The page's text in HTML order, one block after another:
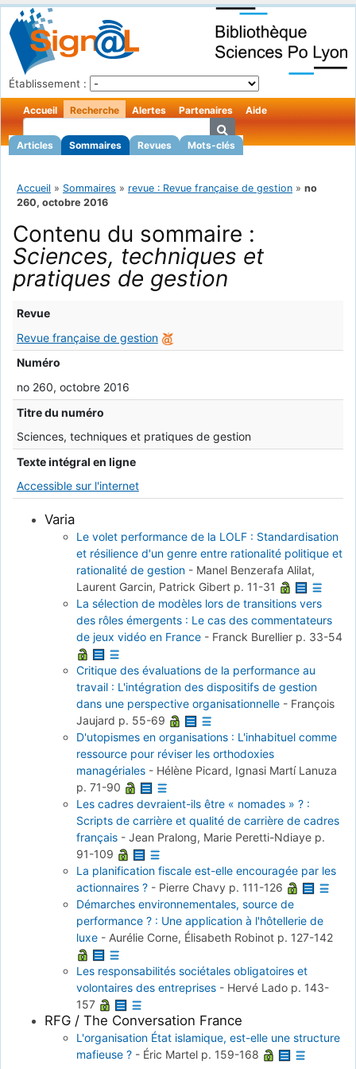
Établissement :
Accueil Recherche
Articles Sommaires Revues Mots-clés
Alertes Partenaires Aide
Accueil » Sommaires » revue : Revue française de gestion » no
260, octobre 2016
Contenu du sommaire :
Sciences, techniques et
pratiques de gestion
Revue
Revue française de gestion
Numéro
no 260, octobre 2016
Titre du numéro
Sciences, techniques et pratiques de gestion
Texte intégral en ligne
Accessible sur l'internet
Varia
Le volet performance de la LOLF : Standardisation
et résilience d'un genre entre rationalité politique et
rationalité de gestion - Manel Benzerafa Alilat,
Laurent Garcin, Patrick Gibert p. 11-31
La sélection de modèles lors de transitions vers
des rôles émergents : Le cas des commentateurs
de jeux vidéo en France - Franck Burellier p. 33-54
Critique des évaluations de la performance au
travail : L'intégration des dispositifs de gestion
dans une perspective organisationnelle - François
Jaujard p. 55-69
D'utopismes en organisations : L'inhabituel comme
ressource pour réviser les orthodoxies
managériales - Hélène Picard, Ignasi Martí Lanuza
p. 71-90
Les cadres devraient-ils être « nomades » ? :
Scripts de carrière et qualité de carrière de cadres
français - Jean Pralong, Marie Peretti-Ndiaye p.
91-109
La planification fiscale est-elle encouragée par les
actionnaires ? - Pierre Chavy p. 111-126
Démarches environnementales, source de
performance ? : Une application à l'hôtellerie de
luxe - Aurélie Corne, Élisabeth Robinot p. 127-142
Les responsabilités sociétales obligatoires et
volontaires des entreprises - Hervé Lado p. 143-
157
RFG / The Conversation France
L'organisation État islamique, est-elle une structure
mafieuse ? - Éric Martel p. 159-168